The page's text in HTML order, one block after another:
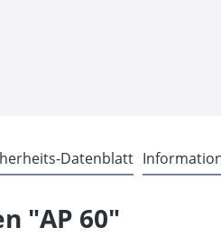
Datenblatt
"AP 60"